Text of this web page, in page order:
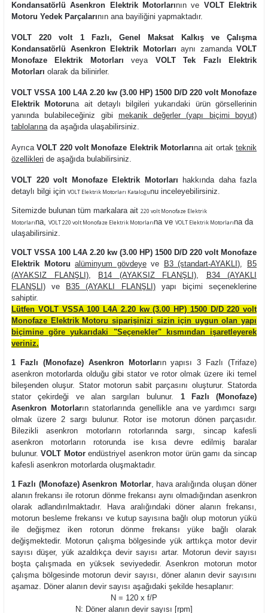
Kondansatörlü Asenkron Elektrik Motorlarının ve VOLT Elektrik
Motoru Yedek Parçalarının ana bayiliğini yapmaktadır.
VOLT 220 volt 1 Fazlı, Genel Maksat Kalkış ve Çalışma
Kondansatörlü Asenkron Elektrik Motorları aynı zamanda VOLT
Monofaze Elektrik Motorları veyaVOLT Tek Fazlı Elektrik
Motorları olarak da bilinirler.
VOLT VSSA 100 L4A 2.20 kw (3.00 HP) 1500 D/D 220 volt Monofaze
Elektrik Motoruna ait detaylı bilgileri yukarıdaki ürün görsellerinin
yanında bulabileceğiniz gibi mekanik değerler (yapı biçimi boyut)
tablolarınada aşağıda ulaşabilirsiniz.
AyrıcaVOLT 220 volt Monofaze Elektrik Motorlarına ait ortakteknik
özellikleri de aşağıda bulabilirsiniz.
VOLT 220 volt Monofaze Elektrik Motorları hakkında daha fazla
detaylı bilgi için VOLT Elektrik Motorları Kataloğunu inceleyebilirsiniz.
Sitemizde bulunan tüm markalara ait 220 volt Monofaze Elektrik
Motorlarına, VOLT 220 volt Monofaze Elektrik Motorlarına ve VOLT Elektrik Motorlarına da
ulaşabilirsiniz.
VOLT VSSA 100 L4A 2.20 kw (3.00 HP) 1500 D/D 220 volt Monofaze
Elektrik Motoru alüminyum gövdeyeve B3 (standart-AYAKLI),
B5
(AYAKSIZ FLANŞLI), B14 (AYAKSIZ FLANŞLI),
B34 (AYAKLI
FLANŞLI) ve B35 (AYAKLI FLANŞLI)yapı biçimi seçeneklerine
sahiptir.
Lütfen VOLT VSSA 100 L4A 2.20 kw (3.00 HP) 1500 D/D 220 volt
Monofaze Elektrik Motoru siparişinizi sizin için uygun olan yapı
biçimine göre yukarıdaki "Seçenekler" kısmından işaretleyerek
veriniz.
1 Fazlı (Monofaze) Asenkron Motorların yapısı 3 Fazlı (Trifaze)
asenkron motorlarda olduğu gibi stator ve rotor olmak üzere iki temel
bileşenden oluşur. Stator motorun sabit parçasını oluşturur. Statorda
stator çekirdeği ve alan sargıları bulunur. 1 Fazlı (Monofaze)
Asenkron Motorların statorlarında genellikle ana ve yardımcı sargı
olmak üzere 2 sargı bulunur. Rotor ise motorun dönen parçasıdır.
Bilezikli asenkron motorların rotorlarında sargı, sincap kafesli
asenkron motorların rotorunda ise kısa devre edilmiş baralar
bulunur.VOLT Motorendüstriyel asenkron motor ürün gamı da sincap
kafesli asenkron motorlarda oluşmaktadır.
1 Fazlı (Monofaze) Asenkron Motorlar, hava aralığında oluşan döner
alanın frekansı ile rotorun dönme frekansı aynı olmadığından asenkron
olarak adlandırılmaktadır. Hava aralığındaki döner alanın frekansı,
motorun besleme frekansı ve kutup sayısına bağlı olup motorun yükü
ile değişmez iken rotorun dönme frekansı yüke bağlı olarak
değişmektedir. Motorun çalışma bölgesinde yük arttıkça motor devir
sayısı düşer, yük azaldıkça devir sayısı artar. Motorun devir sayısı
boşta çalışmada en yüksek seviyededir. Asenkron motorun motor
çalışma bölgesinde motorun devir sayısı, döner alanın devir sayısını
aşamaz. Döner alanın devir sayısı aşağıdaki şekilde hesaplanır:
N = 120 x f/P
N: Döner alanın devir sayısı [rpm]